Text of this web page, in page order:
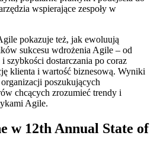
wspierające zespoły w
pokazuje też, jak ewoluują
sukcesu wdrożenia Agile – od
dostarczania po coraz
klienta i wartość biznesową. Wyniki
poszukujących
chcących zrozumieć trendy i
Agile.
w 12th Annual State of